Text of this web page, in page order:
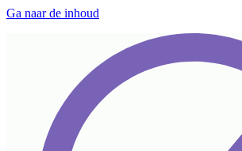
Ga naar de inhoud